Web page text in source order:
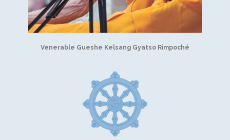
Venerable Gueshe Kelsang Gyatso Rimpoché